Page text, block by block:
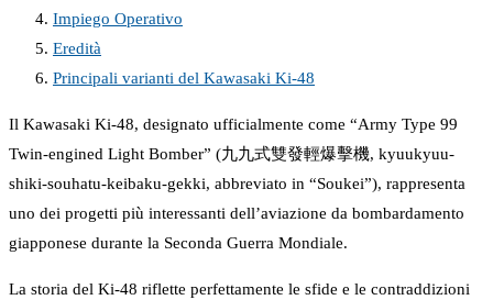
Impiego Operativo
Eredità
Principali varianti del Kawasaki Ki-48
Il Kawasaki Ki-48, designato ufficialmente come “Army Type 99
Twin-engined Light Bomber” (九九式雙發輕爆擊機, kyuukyuu-
shiki-souhatu-keibaku-gekki, abbreviato in “Soukei”), rappresenta
uno dei progetti più interessanti dell’aviazione da bombardamento
giapponese durante la Seconda Guerra Mondiale.
La storia del Ki-48 riflette perfettamente le sfide e le contraddizioni